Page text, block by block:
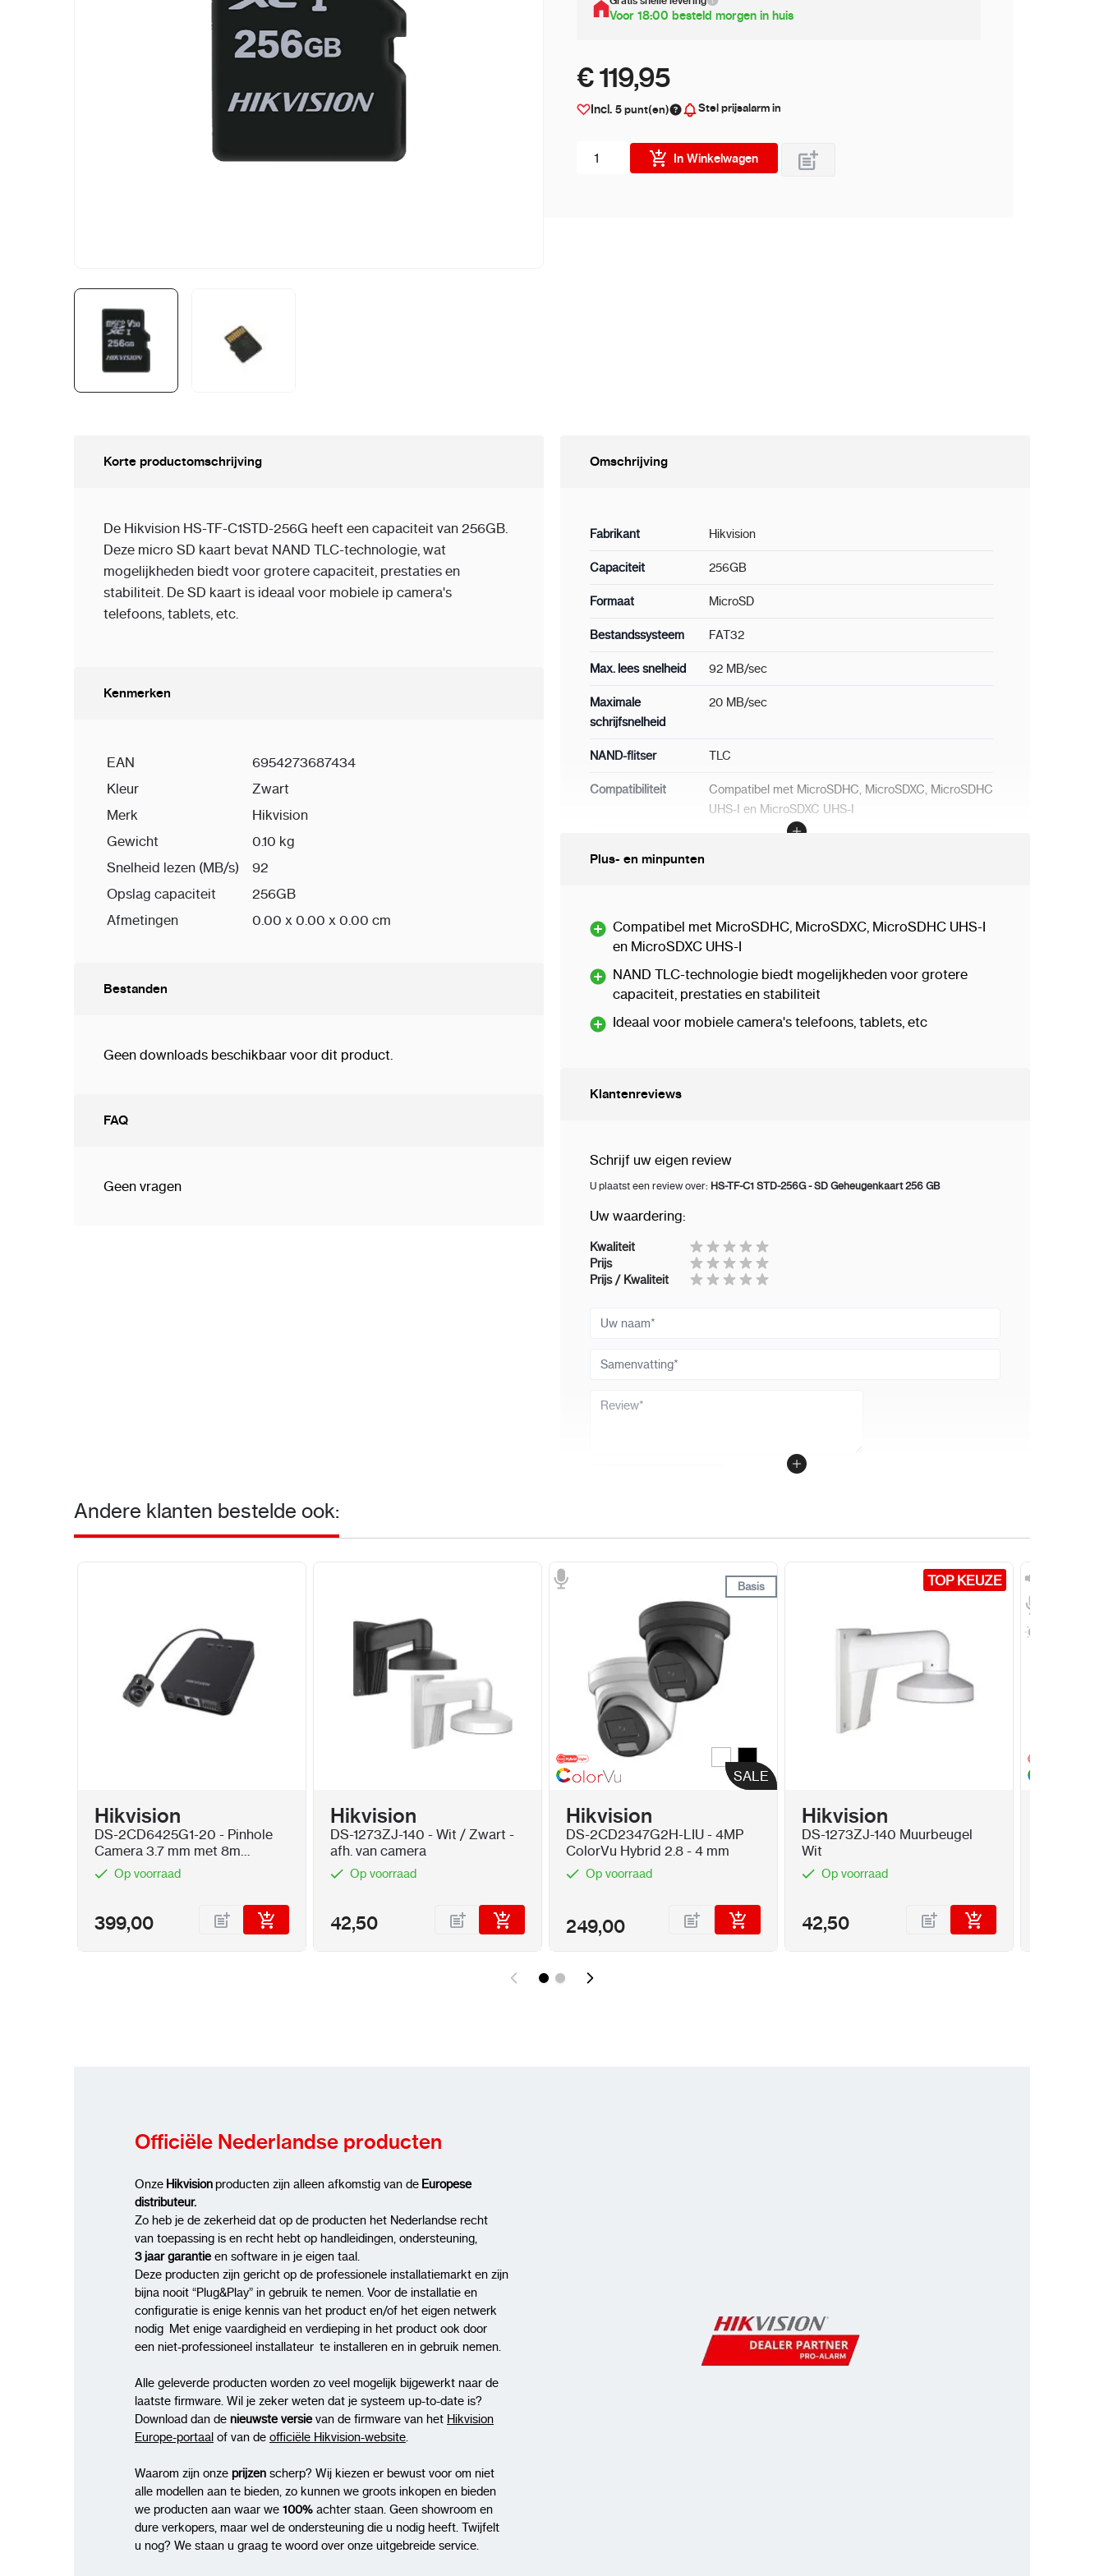
Voor 18:00 besteld morgen in huis
€ 119,95
Incl. 5punt(en) Stel prijsalarm in
Aantal stuks
In Winkelwagen
Korte productomschrijving
De Hikvision HS-TF-C1STD-256G heeft een capaciteit van 256GB.
Deze micro SD kaart bevat NAND TLC-technologie, wat
mogelijkheden biedt voor grotere capaciteit, prestaties en
stabiliteit. De SD kaart is ideaal voor mobiele ip camera's
telefoons, tablets, etc.
Kenmerken
EAN
6954273687434
Kleur
Zwart
Merk
Hikvision
Gewicht
0.10 kg
Snelheid lezen (MB/s)
92
Opslag capaciteit
256GB
Afmetingen
0.00 x 0.00 x 0.00 cm
Bestanden
Geen downloads beschikbaar voor dit product.
FAQ
Geen vragen
Omschrijving
Fabrikant Hikvision
Capaciteit 256GB
Formaat MicroSD
Bestandssysteem FAT32
Max. lees snelheid 92 MB/sec
Maximale
schrijfsnelheid
20 MB/sec
NAND-flitser TLC
Compatibiliteit
Compatibel met MicroSDHC, MicroSDXC, MicroSDHC
UHS-I en MicroSDXC UHS-I
Plus- en minpunten
Compatibel met MicroSDHC, MicroSDXC, MicroSDHC UHS-I
en MicroSDXC UHS-I
NAND TLC-technologie biedt mogelijkheden voor grotere
capaciteit, prestaties en stabiliteit
Ideaal voor mobiele camera's telefoons, tablets, etc
Klantenreviews
Schrijf uw eigen review
U plaatst een review over: HS-TF-C1 STD-256G - SD Geheugenkaart 256 GB
Uw waardering:
Kwaliteit
Prijs
Prijs / Kwaliteit
Uw naam
Samenvatting
Review
Andere klanten bestelde ook:
Hikvision
DS-2CD6425G1-20 - Pinhole
Camera 3.7 mm met 8m
kabellengte
Op voorraad
399,00
Hikvision
DS-1273ZJ-140 - Wit / Zwart -
afh. van camera
Op voorraad
42,50
Basis
SALE
Basis
SALE
Kleur
Wit Zwart
Hikvision
DS-2CD2347G2H-LIU - 4MP
ColorVu Hybrid 2.8 - 4 mm
Op voorraad
249,00
TOP KEUZE
TOP KEUZE
Hikvision
DS-1273ZJ-140 Muurbeugel
Wit
Op voorraad
42,50
Officiële Nederlandse producten
Onze Hikvisionproducten zijn alleen afkomstig van de Europese
distributeur.
Zo heb je de zekerheid dat op de producten het Nederlandse recht
van toepassing is en recht hebt op handleidingen, ondersteuning,
3 jaar garantieen software in je eigen taal.
Deze producten zijn gericht op de professionele installatiemarkt en zijn
bijna nooit “Plug&Play” in gebruik te nemen. Voor de installatie en
configuratie is enige kennis van het product en/of het eigen netwerk
nodig Met enige vaardigheid en verdieping in het product ook door
een niet-professioneel installateur te installeren en in gebruik nemen.
Alle geleverde producten worden zo veel mogelijk bijgewerkt naar de
laatste firmware. Wil je zeker weten dat je systeem up-to-date is?
Download dan de nieuwste versievan de firmware van het Hikvision
Europe-portaal of van de officiële Hikvision-website.
Waarom zijn onze prijzen scherp? Wij kiezen er bewust voor om niet
alle modellen aan te bieden, zo kunnen we groots inkopen en bieden
we producten aan waar we 100% achter staan. Geen showroom en
dure verkopers, maar wel de ondersteuning die u nodig heeft. Twijfelt
u nog? We staan u graag te woord over onze uitgebreide service.